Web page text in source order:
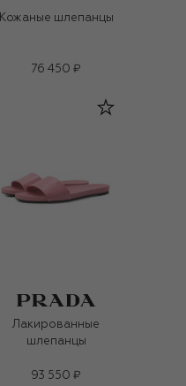
Кожаные шлепанцы
76 450 ₽
Лакированные
шлепанцы
93 550 ₽